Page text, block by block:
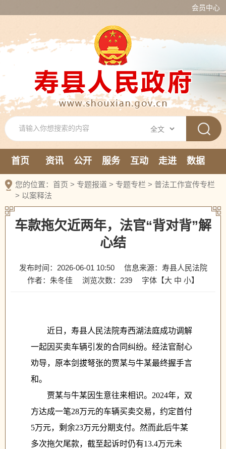
会员中心
首页 资讯 公开 服务 互动 走进
数据
新媒体
您的位置： 首页 > 专题报道 > 专题专栏 > 普法工作宣传专栏
> 以案释法
车款拖欠近两年，法官“背对背”解
心结
发布时间：2026-06-01 10:50
信息来源：寿县人民法院
作者：朱冬佳
浏览次数： 239 字体【大 中 小】
近日，寿县人民法院寿西湖法庭成功调解
一起因买卖车辆引发的合同纠纷。经法官耐心
劝导，原本剑拔弩张的贾某与牛某最终握手言
和。
贾某与牛某因生意往来相识。 2024年，双
方达成一笔28万元的车辆买卖交易，约定首付
5万元，剩余23万元分期支付。然而此后牛某
多次拖欠尾款，截至起诉时仍有13.4万元未